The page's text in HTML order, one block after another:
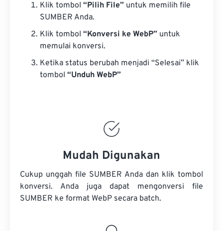
Klik tombol “Pilih File” untuk memilih file
SUMBER Anda.
Klik tombol “Konversi ke WebP” untuk
memulai konversi.
Ketika status berubah menjadi “Selesai” klik
tombol “Unduh WebP”
Mudah Digunakan
Cukup unggah file SUMBER Anda dan klik tombol
konversi. Anda juga dapat mengonversi file
SUMBER ke format WebP secara batch.